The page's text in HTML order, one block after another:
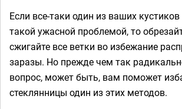
Если все-таки один из ваших
такой ужасной проблемой, то
сжигайте все ветки во избежание
заразы. Но прежде чем так
вопрос, может быть, вам поможет
стеклянницы один из этих методов.